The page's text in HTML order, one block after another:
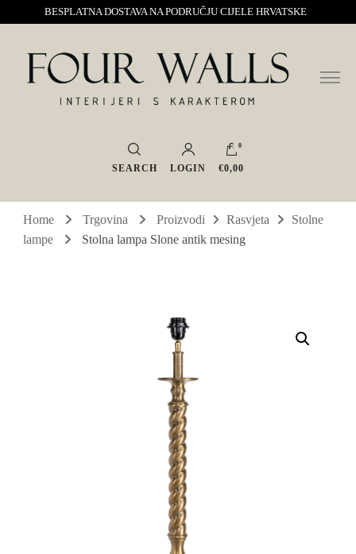
BESPLATNA DOSTAVA NA PODRUČJU CIJELE HRVATSKE
Four Walls
Sve za interijer po Vašoj mjeri. Salon namještaja, dekoracije i rasvjete.
Interijeri s karakterom
SEARCH LOGIN
0
€0,00
Home Trgovina Proizvodi Rasvjeta
Stolne
lampe
Stolna lampa Slone antik mesing